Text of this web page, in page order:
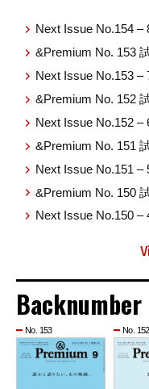
Next Issue No.154 –
&Premium No. 153
Next Issue No.153 –
&Premium No. 152
Next Issue No.152 –
&Premium No. 151
Next Issue No.151 –
&Premium No. 150
Next Issue No.150 –
Backnumber
No. 153 No. 152